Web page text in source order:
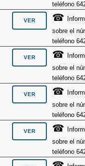
teléfono
☎
sobre el
teléfono
☎
sobre el
teléfono
☎
sobre el
teléfono
☎
sobre el
teléfono